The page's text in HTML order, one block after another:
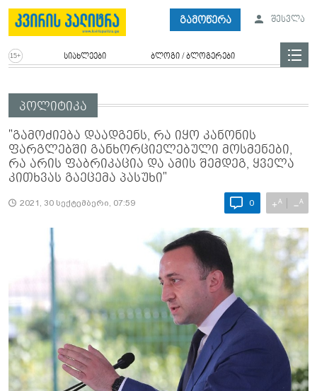
გამოწერა შესვლა
სიახლეები ბლოგი / ბლოგერები
პოლიტიკა
"გამოძიება დაადგენს, რა იყო კანონის
ფარგლებში განხორციელებული მოსმენები,
რა არის ფაბრიკაცია და ამის შემდეგ, ყველა
კითხვას გაეცემა პასუხი"
2021, 30 სექტემბერი, 07:59 0 +A −A